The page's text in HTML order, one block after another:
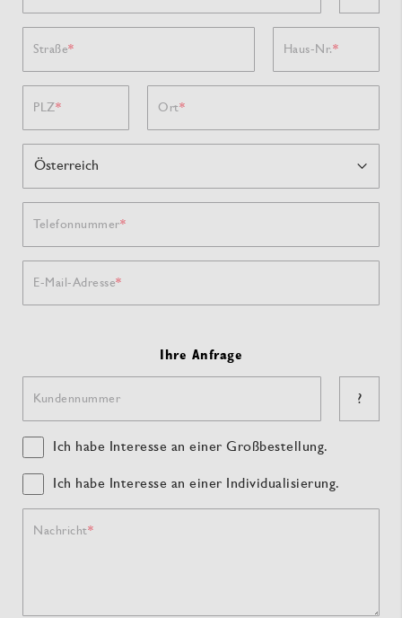
Straße Haus-Nr.
PLZ Ort
Telefonnummer
E-Mail-Adresse
Ihre Anfrage
Kundennummer ?
Ich habe Interesse an einer Großbestellung.
Ich habe Interesse an einer Individualisierung.
Nachricht